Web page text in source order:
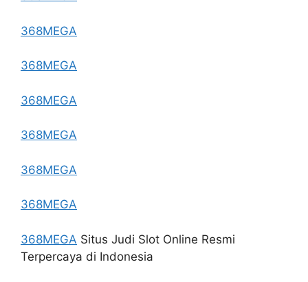
368MEGA
368MEGA
368MEGA
368MEGA
368MEGA
368MEGA
368MEGA Situs Judi Slot Online Resmi
Terpercaya di Indonesia